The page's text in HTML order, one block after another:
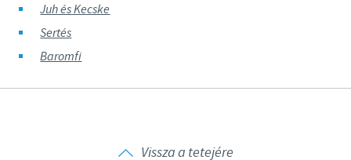
Juh és Kecske
Sertés
Baromfi
Vissza a tetejére